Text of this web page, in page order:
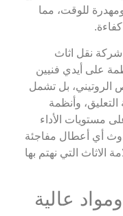
للوقت، مما
نقل اثاث
على أيدي فنيين
الروتيني، بل تشمل
وأنظمة
مستويات الأداء
أي أعطال مفاجئة
الاثاث التي نهتم بها
عالية